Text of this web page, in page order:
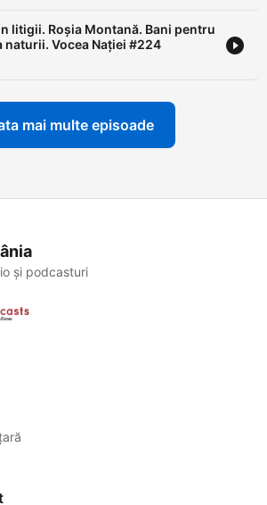
litigii. Roșia Montană. Bani pentru
naturii. Vocea Nației #224
mai multe episoade
și podcasturi